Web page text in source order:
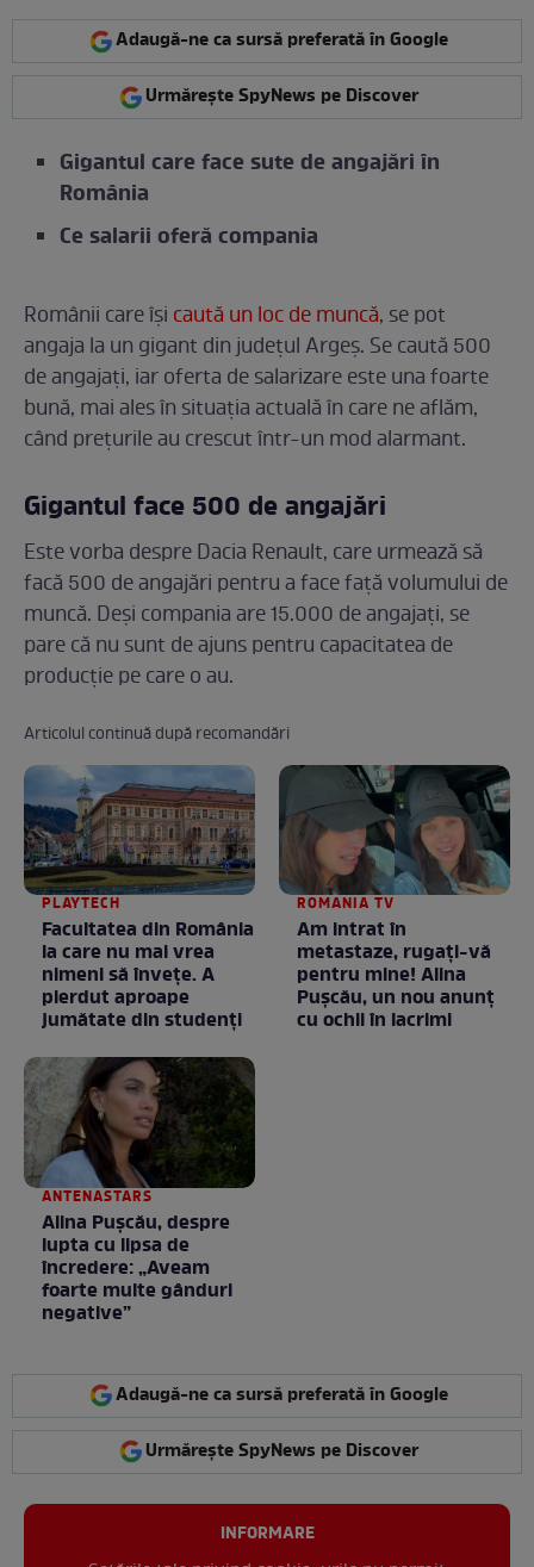
Adaugă-ne ca sursă preferată în Google
Urmărește SpyNews pe Discover
Gigantul care face sute de angajări în
România
Ce salarii oferă compania
Românii care își caută un loc de muncă, se pot
angaja la un gigant din județul Argeș. Se caută 500
de angajați, iar oferta de salarizare este una foarte
bună, mai ales în situația actuală în care ne aflăm,
când prețurile au crescut într-un mod alarmant.
Gigantul face 500 de angajări
Este vorba despre Dacia Renault, care urmează să
facă 500 de angajări pentru a face față volumului de
muncă. Deși compania are 15.000 de angajați, se
pare că nu sunt de ajuns pentru capacitatea de
producție pe care o au.
Articolul continuă după recomandări
PLAYTECH
Facultatea din România
la care nu mai vrea
nimeni să înveţe. A
pierdut aproape
jumătate din studenţi
ROMANIA TV
Am intrat în
metastaze, rugaţi-vă
pentru mine! Alina
Puşcău, un nou anunţ
cu ochii în lacrimi
ANTENASTARS
Alina Pușcău, despre
lupta cu lipsa de
încredere: „Aveam
foarte multe gânduri
negative”
Adaugă-ne ca sursă preferată în Google
Urmărește SpyNews pe Discover
INFORMARE